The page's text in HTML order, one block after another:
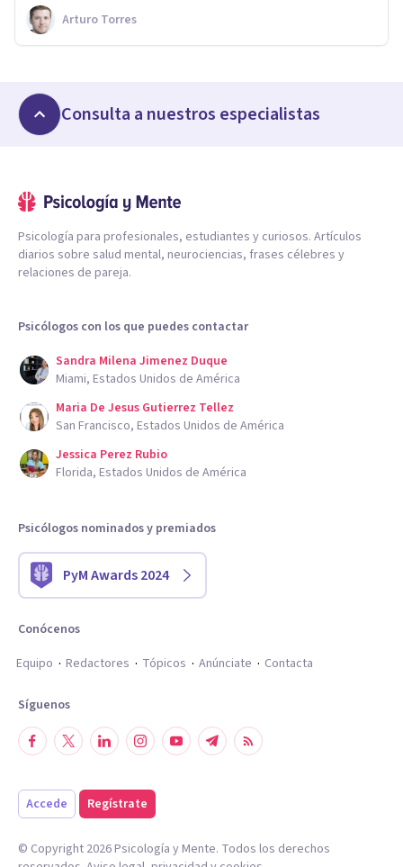
Arturo Torres
Consulta a nuestros especialistas
Psicología para profesionales, estudiantes y curiosos. Artículos
diarios sobre salud mental, neurociencias, frases célebres y
relaciones de pareja.
Psicólogos con los que puedes contactar
Sandra Milena Jimenez Duque
Miami, Estados Unidos de América
Maria De Jesus Gutierrez Tellez
San Francisco, Estados Unidos de América
Jessica Perez Rubio
Florida, Estados Unidos de América
Psicólogos nominados y premiados
PyM Awards 2024
Conócenos
Equipo
Redactores Tópicos Anúnciate Contacta
Síguenos
Accede Regístrate
© Copyright 2026Psicología y Mente. Todos los derechos